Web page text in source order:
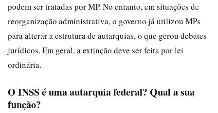
podem ser tratadas por MP. No entanto, em situações de
reorganização administrativa, o governo já utilizou MPs
para alterar a estrutura de autarquias, o que gerou debates
jurídicos. Em geral, a extinção deve ser feita por lei
ordinária.
O INSS é uma autarquia federal? Qual a sua
função?